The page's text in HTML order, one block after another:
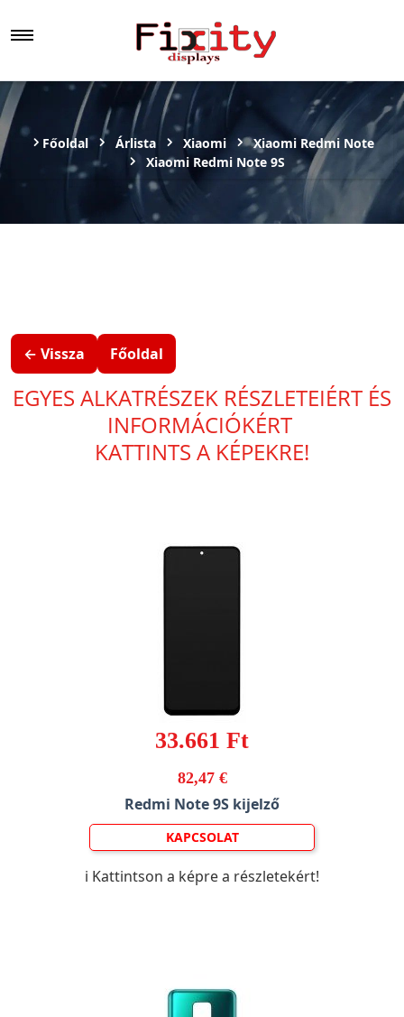
Főoldal Árlista Xiaomi
Xiaomi Redmi Note
Xiaomi Redmi Note 9S
← Vissza Főoldal
EGYES ALKATRÉSZEK RÉSZLETEIÉRT ÉS
INFORMÁCIÓKÉRT
KATTINTS A KÉPEKRE!
33.661 Ft
82,47 €
Redmi Note 9S kijelző
KAPCSOLAT
ℹ️ Kattintson a képre a részletekért!